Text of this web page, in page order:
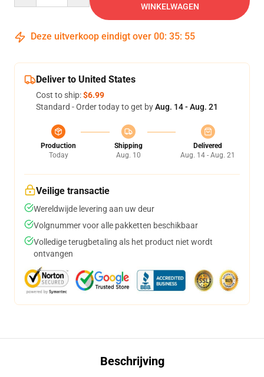
WINKELWAGEN
Deze uitverkoop eindigt over 00: 35: 54
Deliver to United States
Cost to ship:$6.99
Standard - Order today to get byAug. 14 - Aug. 21
Production
Today
Shipping
Aug. 10
Delivered
Aug. 14 - Aug. 21
Veilige transactie
Wereldwijde levering aan uw deur
Volgnummer voor alle pakketten beschikbaar
Volledige terugbetaling als het product niet wordt
ontvangen
Beschrijving